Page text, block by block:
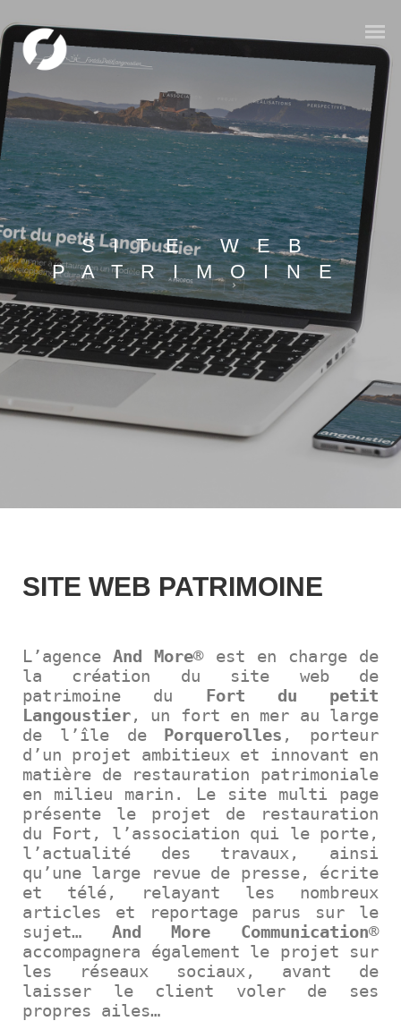
SITE WEB
PATRIMOINE
SITE WEB PATRIMOINE
L’agenceAnd More® est en charge de
la création du site web de
patrimoine du
Fort du petit
Langoustier, un fort en mer au large
de l’île de
Porquerolles , porteur
d’un projet ambitieux et innovant en
matière de restauration patrimoniale
en milieu marin. Le site multi page
présente le projet de restauration
du Fort, l’association qui le porte,
l’actualité des travaux, ainsi
qu’une large revue de presse, écrite
et télé, relayant les nombreux
articles et reportage parus sur le
sujet… And More Communication®
accompagnera également le projet sur
les réseaux sociaux, avant de
laisser le client voler de ses
propres ailes…